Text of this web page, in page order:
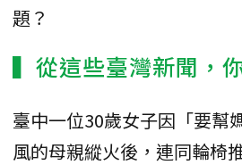
題？
▍從這些臺灣新聞，
臺中一位30歲女子因「要幫
風的母親縱火後，連同輪椅